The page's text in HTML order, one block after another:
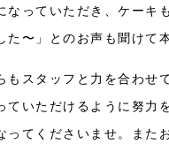
なっていただき、ケーキ
た〜」とのお声も聞けて
もスタッフと力を合わせ
ていただけるように努力
ってくださいませ。また